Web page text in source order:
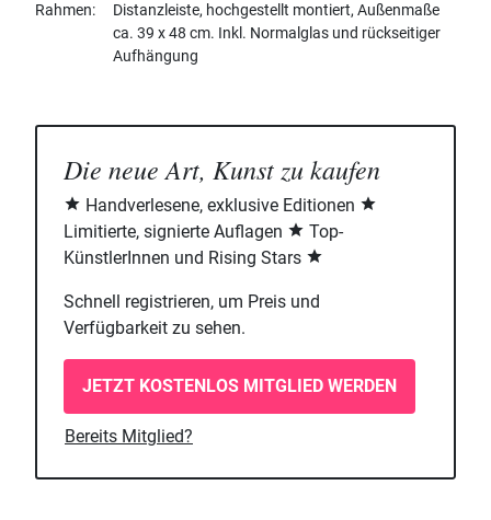
Rahmen
Distanzleiste, hochgestellt montiert, Außenmaße
ca. 39 x 48 cm. Inkl. Normalglas und rückseitiger
Aufhängung
Die neue Art, Kunst zu kaufen
Handverlesene, exklusive Editionen
Limitierte, signierte Auflagen
Top-
KünstlerInnen und Rising Stars
Schnell registrieren, um Preis und
Verfügbarkeit zu sehen.
JETZT KOSTENLOS MITGLIED WERDEN
Bereits Mitglied?